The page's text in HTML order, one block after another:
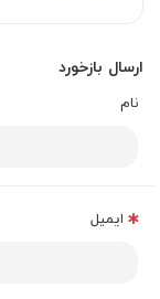
ارسال بازخورد
نام
ایمیل